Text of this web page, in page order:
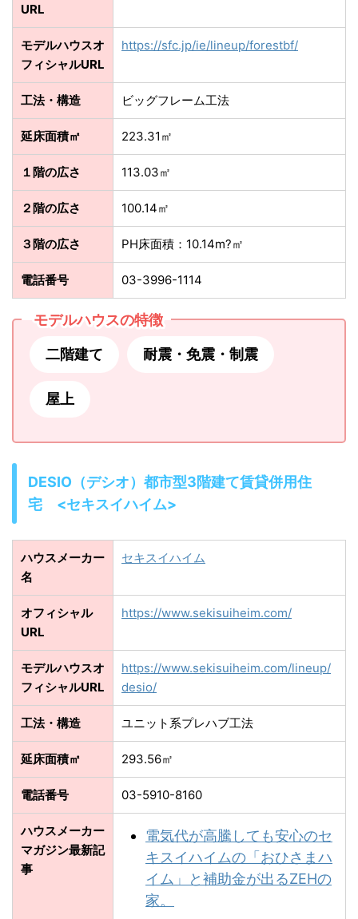
URL
モデルハウスオ
フィシャルURL
https://sfc.jp/ie/lineup/forestbf/
工法・構造 ビッグフレーム工法
延床面積㎡ 223.31㎡
１階の広さ 113.03㎡
２階の広さ 100.14㎡
３階の広さ PH床面積：10.14m?㎡
電話番号 03-3996-1114
モデルハウスの特徴
二階建て 耐震・免震・制震
屋上
DESIO（デシオ）都市型3階建て賃貸併用住
宅 <セキスイハイム>
ハウスメーカー
名
セキスイハイム
オフィシャル
URL
https://www.sekisuiheim.com/
モデルハウスオ
フィシャルURL
https://www.sekisuiheim.com/lineup/
desio/
工法・構造 ユニット系プレハブ工法
延床面積㎡ 293.56㎡
電話番号 03-5910-8160
ハウスメーカー
マガジン最新記
事
電気代が高騰しても安心のセ
キスイハイムの「おひさまハ
イム」と補助金が出るZEHの
家。